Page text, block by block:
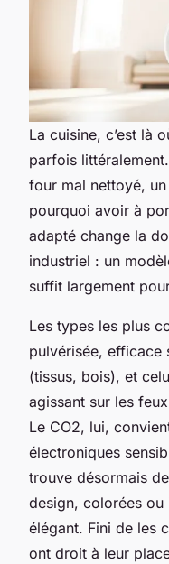
La cuisine, c’est là
parfois
four mal nettoyé,
pourquoi avoir à
adapté change la
industriel : un
suffit largement
Les types les plus
pulvérisée, efficace
(tissus, bois), et
agissant sur les
Le CO2, lui,
électroniques
trouve désormais
design, colorées ou
élégant. Fini de les
ont droit à leur